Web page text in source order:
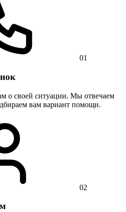
01
о своей ситуации. Мы отвечаем
вам вариант помощи.
02